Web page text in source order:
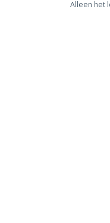
Alleen het